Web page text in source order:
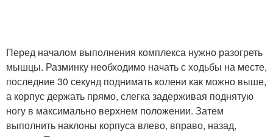
Перед началом выполнения комплекса нужно разогреть
мышцы. Разминку необходимо начать с ходьбы на месте,
последние 30 секунд поднимать колени как можно выше,
а корпус держать прямо, слегка задерживая поднятую
ногу в максимально верхнем положении. Затем
выполнить наклоны корпуса влево, вправо, назад,